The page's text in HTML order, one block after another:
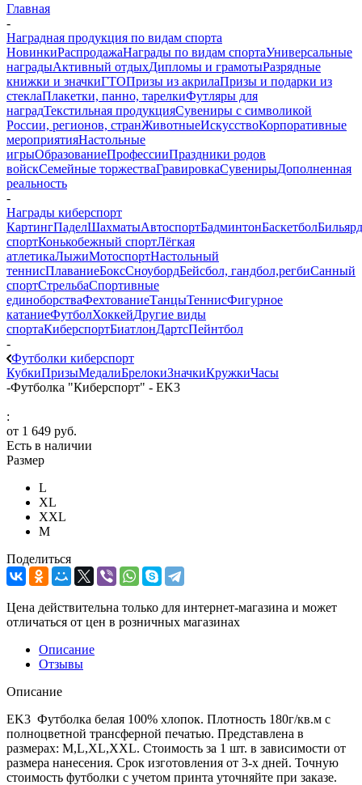
Главная
-
Наградная продукция по видам спорта
НовинкиРаспродажаНаграды по видам спортаУниверсальные
наградыАктивный отдыхДипломы и грамотыРазрядные
книжки и значкиГТОПризы из акрилаПризы и подарки из
стеклаПлакетки, панно, тарелкиФутляры для
наградТекстильная продукцияСувениры с символикой
России, регионов, странЖивотныеИскусствоКорпоративные
мероприятияНастольные
игрыОбразованиеПрофессииПраздники родов
войскСемейные торжестваГравировкаСувенирыДополненная
реальность
-
Награды киберспорт
КартингПаделШахматыАвтоспортБадминтонБаскетболБильярд
спортКонькобежный спортЛёгкая
атлетикаЛыжиМотоспортНастольный
теннисПлаваниеБоксСноубордБейсбол, гандбол,регбиСанный
спортСтрельбаСпортивные
единоборстваФехтованиеТанцыТеннисФигурное
катаниеФутболХоккейДругие виды
спортаКиберспортБиатлонДартсПейнтбол
-
Футболки киберспорт
КубкиПризыМедалиБрелокиЗначкиКружкиЧасы
-Футболка "Киберспорт" - EK3
:
от 1 649 руб.
Есть в наличии
Размер
L
XL
XXL
М
Поделиться
Цена действительна только для интернет-магазина и может
отличаться от цен в розничных магазинах
Описание
Отзывы
Описание
EK3 Футболка белая 100% хлопок. Плотность 180г/кв.м с
полноцветной трансферной печатью. Представлена в
размерах: M,L,XL,XXL. Стоимость за 1 шт. в зависимости от
размера нанесения. Срок изготовления от 3-х дней. Точную
стоимость футболки с учетом принта уточняйте при заказе.